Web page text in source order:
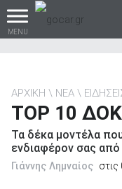
MENU
Βρες
ΑΡΧΙΚΗ ΝΕΑ
TOP 10
Τα δέκα μοντέλα
ενδιαφέρον σας
Γιάννης Λημναίος